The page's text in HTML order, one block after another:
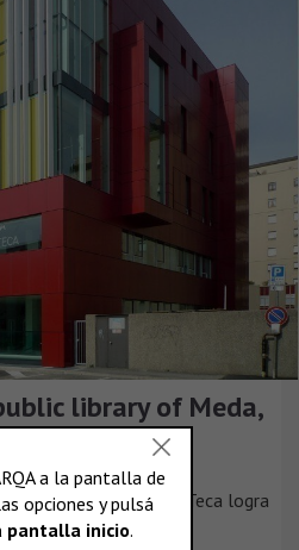
library of Meda,
del edificio MedaTeca logra
con [...]